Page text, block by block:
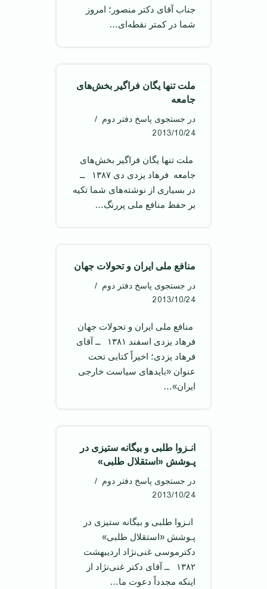
جناب آقای دکتر منصور؛ امروز
شما در کمتر نقطه‌ای…
ملت تنها یگان فراگیر بخش‌های
جامعه
در جستجوی پاسخ دفتر دوم
2013/10/24
‌ ملت تنها یگان فراگیر بخش‌های
جامعه ‌ فرهاد یزدی دی ۱۳۸۷ ‌ ــ
در بسیاری از نوشته‌های شما تکیه
بر حفظ منافع ملی پررنگ…
منافع ملی ایران و تحولات جهان
در جستجوی پاسخ دفتر دوم
2013/10/24
‌ منافع ملی ایران و تحولات جهان ‌
فرهاد یزدی اسفند ۱۳۸۱ ‌ ــ آقای
فرهاد یزدی؛ اخیراً کتابی تحت
عنوان «بایدهای سیاست خارجی
ایران»…
انـزوا طلبی و بیگانه ستیزی در
پـوشش «استقلال طلبی»
در جستجوی پاسخ دفتر دوم
2013/10/24
‌ انـزوا طلبی و بیگانه ستیزی در
پـوشش «استقلال طلبی» ‌
دکترموسی غنی‌نژاد اردیبهشت
۱۳۸۲ ‌ ــ آقای دکتر غنی‌نژاد از
اینکه مجدداً دعوت ما…